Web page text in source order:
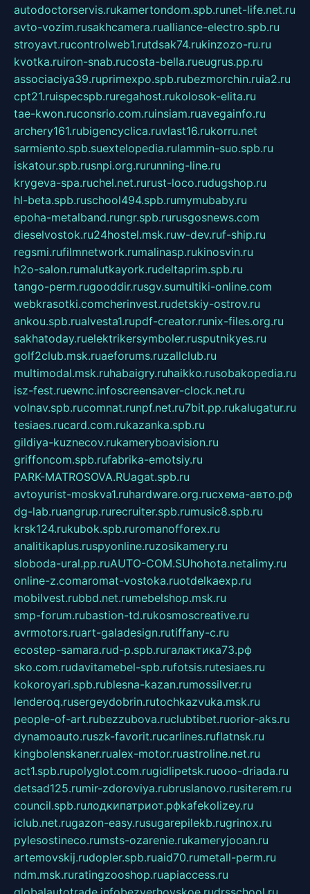
autodoctorservis.rukamertondom.spb.runet-life.net.ru
avto-vozim.rusakhcamera.rualliance-electro.spb.ru
stroyavt.rucontrolweb1.rutdsak74.rukinzozo-ru.ru
kvotka.ruiron-snab.rucosta-bella.rueugrus.pp.ru
associaciya39.ruprimexpo.spb.rubezmorchin.ruia2.ru
cpt21.ruispecspb.ruregahost.rukolosok-elita.ru
tae-kwon.ruconsrio.com.ruinsiam.ruavegainfo.ru
archery161.rubigencyclica.ruvlast16.rukorru.net
sarmiento.spb.suextelopedia.rulammin-suo.spb.ru
iskatour.spb.rusnpi.org.rurunning-line.ru
krygeva-spa.ruchel.net.rurust-loco.rudugshop.ru
hl-beta.spb.ruschool494.spb.rumymubaby.ru
epoha-metalband.rungr.spb.rurusgosnews.com
dieselvostok.ru24hostel.msk.ruw-dev.ruf-ship.ru
regsmi.rufilmnetwork.rumalinasp.rukinosvin.ru
h2o-salon.rumalutkayork.rudeltaprim.spb.ru
tango-perm.rugooddir.rusgv.sumultiki-online.com
webkrasotki.comcherinvest.rudetskiy-ostrov.ru
ankou.spb.rualvesta1.rupdf-creator.runix-files.org.ru
sakhatoday.ruelektrikersymboler.rusputnikyes.ru
golf2club.msk.ruaeforums.ruzallclub.ru
multimodal.msk.ruhabaigry.ruhaikko.rusobakopedia.ru
isz-fest.ruewnc.infoscreensaver-clock.net.ru
volnav.spb.rucomnat.runpf.net.ru7bit.pp.rukalugatur.ru
tesiaes.rucard.com.rukazanka.spb.ru
gildiya-kuznecov.rukameryboavision.ru
griffoncom.spb.rufabrika-emotsiy.ru
PARK-MATROSOVA.RUagat.spb.ru
avtoyurist-moskva1.ruhardware.org.ruсхема-авто.рф
dg-lab.ruangrup.rurecruiter.spb.rumusic8.spb.ru
krsk124.rukubok.spb.ruromanofforex.ru
analitikaplus.ruspyonline.ruzosikamery.ru
sloboda-ural.pp.ruAUTO-COM.SUhohota.netalimy.ru
online-z.comaromat-vostoka.ruotdelkaexp.ru
mobilvest.rubbd.net.rumebelshop.msk.ru
smp-forum.rubastion-td.rukosmoscreative.ru
avrmotors.ruart-galadesign.rutiffany-c.ru
ecostep-samara.rud-p.spb.ruгалактика73.рф
sko.com.rudavitamebel-spb.rufotsis.rutesiaes.ru
kokoroyari.spb.rublesna-kazan.rumossilver.ru
lenderoq.rusergeydobrin.rutochkazvuka.msk.ru
people-of-art.rubezzubova.ruclubtibet.ruorior-aks.ru
dynamoauto.ruszk-favorit.rucarlines.ruflatnsk.ru
kingbolenskaner.rualex-motor.ruastroline.net.ru
act1.spb.rupolyglot.com.rugidlipetsk.ruooo-driada.ru
detsad125.rumir-zdoroviya.rubruslanovo.rusiterem.ru
council.spb.ruлодкипатриот.рфkafekolizey.ru
iclub.net.rugazon-easy.rusugarepilekb.rugrinox.ru
pylesostineco.rumsts-ozarenie.rukameryjooan.ru
artemovskij.rudopler.spb.ruaid70.rumetall-perm.ru
ndm.msk.ruratingzooshop.ruapiaccess.ru